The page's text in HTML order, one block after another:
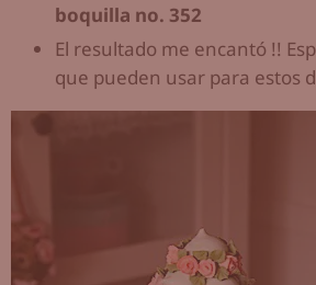
boquilla no. 352
El resultado me encantó !!
que pueden usar para estos